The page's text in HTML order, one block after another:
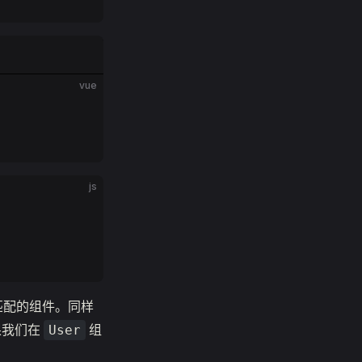
vue
js
的组件。同样
们在 User 组